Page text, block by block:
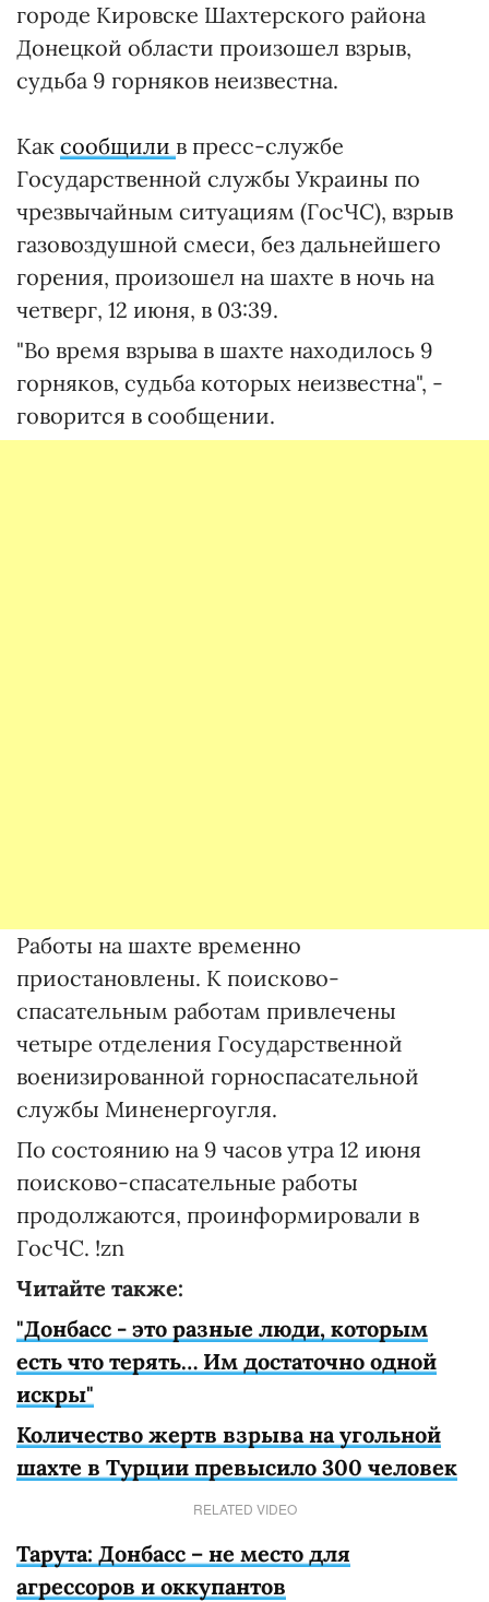
городе Кировске Шахтерского района
Донецкой области произошел взрыв,
судьба 9 горняков неизвестна.
Как сообщили в пресс-службе
Государственной службы Украины по
чрезвычайным ситуациям (ГосЧС), взрыв
газовоздушной смеси, без дальнейшего
горения, произошел на шахте в ночь на
четверг, 12 июня, в 03:39.
"Во время взрыва в шахте находилось 9
горняков, судьба которых неизвестна", -
говорится в сообщении.
Работы на шахте временно
приостановлены. К поисково-
спасательным работам привлечены
четыре отделения Государственной
военизированной горноспасательной
службы Миненергоугля.
По состоянию на 9 часов утра 12 июня
поисково-спасательные работы
продолжаются, проинформировали в
ГосЧС. !zn
Читайте также:
"Донбасс - это разные люди, которым
есть что терять… Им достаточно одной
искры"
Количество жертв взрыва на угольной
шахте в Турции превысило 300 человек
RELATED VIDEO
Тарута: Донбасс – не место для
агрессоров и оккупантов